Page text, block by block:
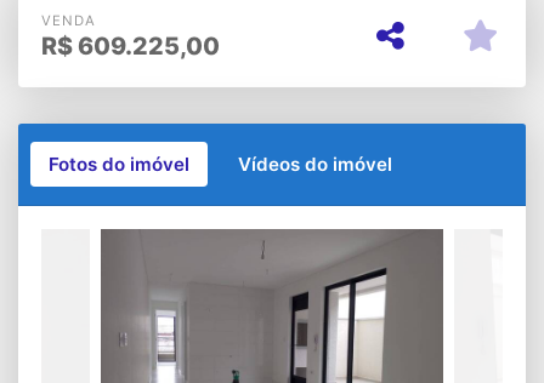
VENDA
R$ 609.225,00
Fotos do imóvel Vídeos do imóvel